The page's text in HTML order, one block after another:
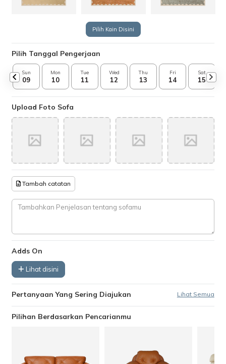
Pilih Kain Disini
Pilih Tanggal Pengerjaan
Sun
09
Mon
10
Tue
11
Wed
12
Thu
13
Fri
14
Sat
15
Upload Foto Sofa
Tambah catatan
Adds On
Lihat disini
Pertanyaan Yang Sering Diajukan Lihat Semua
Pilihan Berdasarkan Pencarianmu